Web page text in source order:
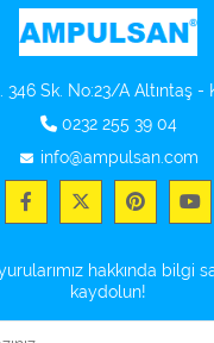
346 Sk. No:23/A Altıntaş -
0232 255 39 04
info@ampulsan.com
hakkında bilgi
kaydolun!